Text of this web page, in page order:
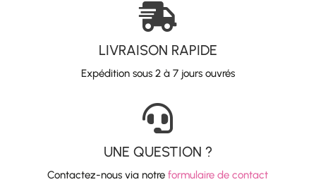

LIVRAISON RAPIDE
Expédition sous 2 à 7 jours ouvrés

UNE QUESTION ?
Contactez-nous via notreformulaire de contact